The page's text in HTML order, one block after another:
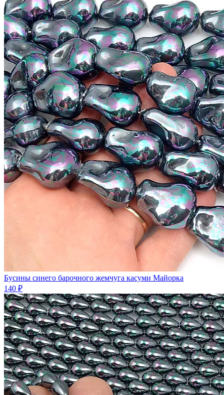
Бусины синего барочного жемчуга касуми Майорка
140 ₽